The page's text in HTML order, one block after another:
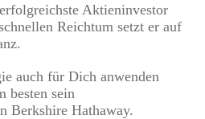
Aktieninvestor
Reichtum setzt er auf
auch für Dich anwenden
besten sein
Berkshire Hathaway.